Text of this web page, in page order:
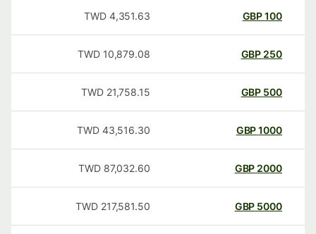
100
GBP
4,351.63
TWD
250
GBP
10,879.08
TWD
500
GBP
21,758.15
TWD
1000
GBP
43,516.30
TWD
2000
GBP
87,032.60
TWD
5000
GBP
217,581.50
TWD